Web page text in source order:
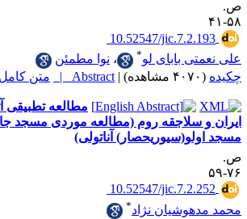
10.52547/
بابای لو
،نوا مطمئن
|
Abstract | متن کامل (PDF) (۳۲۶۲ دریافت)
مطالعه تطبیقی آثار
سلاجقه روم (مطالعه موردی مسجد جامع
آناتولی)
10.52547/
نژاد*